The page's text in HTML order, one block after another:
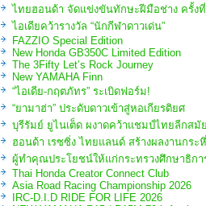
ไทยฮอนด้า จัดแข่งขันทักษะฝีมือช่าง ครั้ง
ไอเดียคว้ารางวัล “นักกีฬาดาวเด่น”
FAZZIO Special Edition
New Honda GB350C Limited Edition
The 3Fifty Let’s Rock Journey
New YAMAHA Finn
“ไอเดีย-กฤตภัทร” ระเบิดฟอร์ม!
“ยามาฮ่า” ประดับดาวเข้าสู่หอเกียรติยศ
บุรีรัมย์ ยูไนเต็ด ผงาดคว้าแชมป์ไทยลีกสมั
ฮอนด้า เรซซิ่ง ไทยแลนด์ สร้างผลงานกระ
ผู้ทำคุณประโยชน์ให้แก่กระทรวงศึกษาธิกา
Thai Honda Creator Connect Club
Asia Road Racing Championship 2026
IRC-D.I.D RIDE FOR LIFE 2026